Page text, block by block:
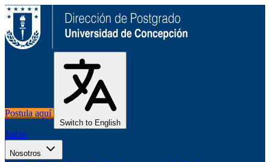
Postula aquí
Switch to English
Inicio
Nosotros